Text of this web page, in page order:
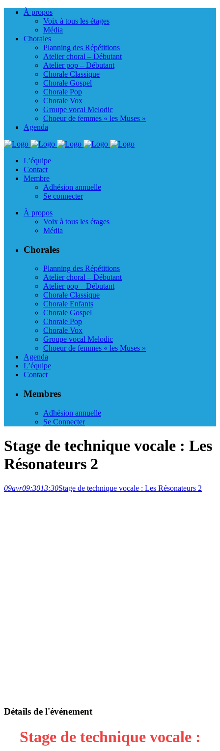
À propos
Voix à tous les étages
Média
Chorales
Planning des Répétitions
Atelier choral – Débutant
Atelier pop – Débutant
Chorale Classique
Chorale Gospel
Chorale Pop
Chorale Vox
Groupe vocal Melodic
Choeur de femmes « les Muses »
Agenda
L’équipe
Contact
Membre
Adhésion annuelle
Se connecter
À propos
Voix à tous les étages
Média
Chorales
Planning des Répétitions
Atelier choral – Débutant
Atelier pop – Débutant
Chorale Classique
Chorale Enfants
Chorale Gospel
Chorale Pop
Chorale Vox
Groupe vocal Melodic
Choeur de femmes « les Muses »
Agenda
L’équipe
Contact
Membres
Adhésion annuelle
Se Connecter
Stage de technique vocale : Les
Résonateurs 2
09avr09:3013:30Stage de technique vocale : Les Résonateurs 2
Détails de l'événement
Stage de technique vocale :